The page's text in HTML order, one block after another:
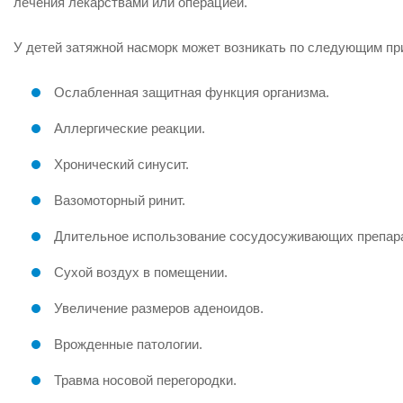
У детей затяжной насморк может возникать по следующим
Ослабленная защитная функция организма.
Аллергические реакции.
Хронический синусит.
Вазомоторный ринит.
Длительное использование сосудосуживающих
Сухой воздух в помещении.
Увеличение размеров аденоидов.
Врожденные патологии.
Травма носовой перегородки.